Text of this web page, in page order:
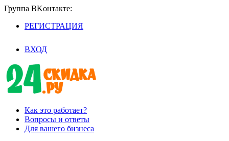
Группа BKoнтaктe:
РЕГИСТРАЦИЯ
ВХОД
Как это работает?
Вопросы и ответы
Для вашего бизнеса